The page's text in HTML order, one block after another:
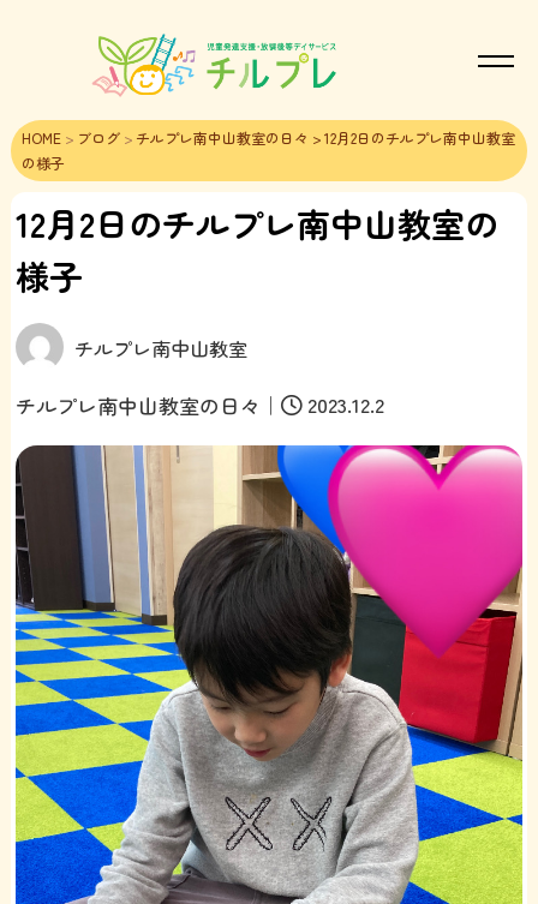
HOME> ブログ> チルプレ南中山教室の日々 > 12月2日のチルプレ南中山教室
の様子
12月2日のチルプレ南中山教室の
様子
チルプレ南中山教室
チルプレ南中山教室の日々 ｜ 2023.12.2